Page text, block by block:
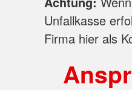
Unfallkasse
Firma hier als